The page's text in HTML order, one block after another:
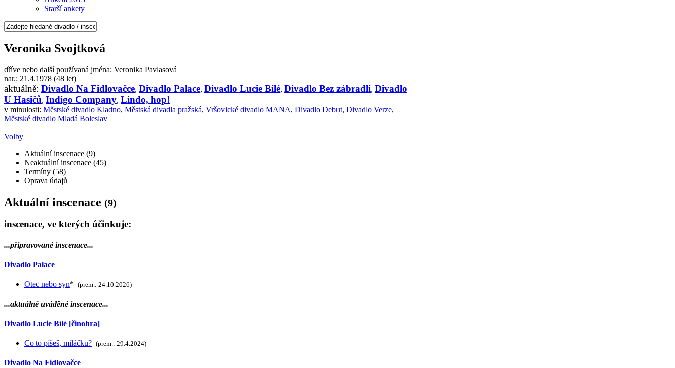
Starší ankety
Veronika Svojtková
dříve nebo další používaná jména: Veronika Pavlasová
nar.: 21.4.1978 (48 let)
aktuálně: Divadlo Na Fidlovačce, Divadlo Palace, Divadlo Lucie Bílé, Divadlo Bez zábradlí, Divadlo
U Hasičů, Indigo Company, Lindo, hop!
v minulosti: Městské divadlo Kladno, Městská divadla pražská, Vršovické divadlo MANA, Divadlo Debut, Divadlo Verze,
Městské divadlo Mladá Boleslav
Volby
Aktuální inscenace (9)
Neaktuální inscenace (45)
Termíny (58)
Oprava údajů
Aktuální inscenace (9)
inscenace, ve kterých účinkuje:
...připravované inscenace...
Divadlo Palace
Otec nebo syn* (prem.: 24.10.2026)
...aktuálně uváděné inscenace...
Divadlo Lucie Bílé [činohra]
Co to píšeš, miláčku? (prem.: 29.4.2024)
Divadlo Na Fidlovačce